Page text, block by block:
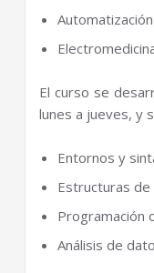
El curso se
lunes a jueves, y
Entornos y
Estructuras
Programación
Análisis de